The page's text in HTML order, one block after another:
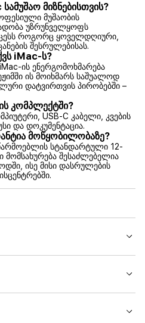
მიზნებისთვის?
მუშაობის
უზრუნველყოფს
როგორც ყოველდღიური,
შესრულებისას.
iMac-ს?
ის ენერგომოხმარება
ის მოიხმარს საშუალოდ
დატვირთვის პირობებში –
კომპლექტში?
USB-C კაბელი, კვების
და დოკუმენტაცია.
მოწყობილობაზე?
სტანდარტული 12-
მომსახურება შესაძლებელია
ისე მისი დასრულების